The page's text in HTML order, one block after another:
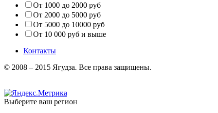
От 1000 до 2000 руб
От 2000 до 5000 руб
От 5000 до 10000 руб
От 10 000 руб и выше
Контакты
© 2008 – 2015 Ягудза. Все права защищены.
Выберите ваш регион